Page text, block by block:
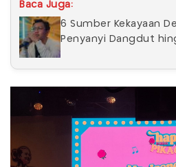
Baca Juga:
6 Sumber Kekayaan
Penyanyi Dangdut